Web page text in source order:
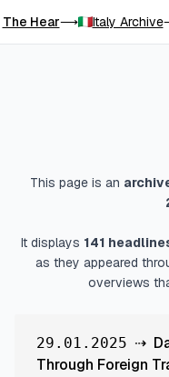
The Hear⟶ Italy Archive
This page is an
It displays 141
as they appeared
overviews
29.01.2025 ⇢
Through Foreign